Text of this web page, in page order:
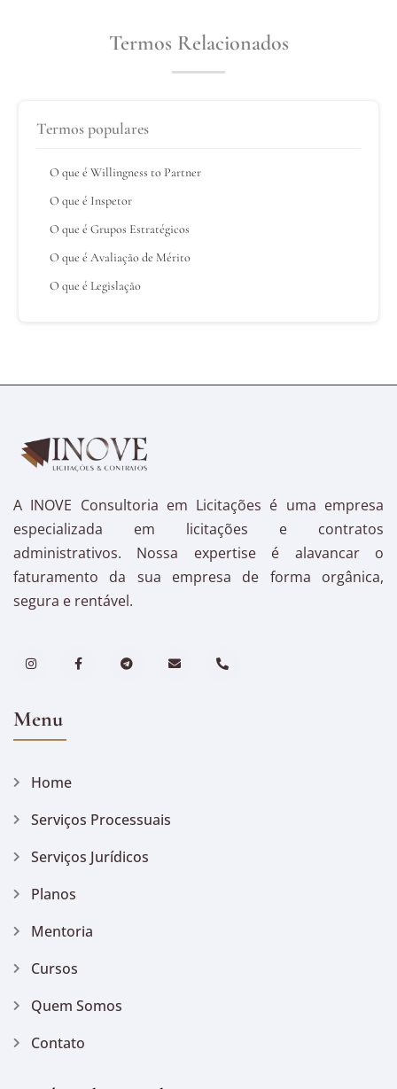
Termos Relacionados
Termos populares
O que é Willingness to Partner
O que é Inspetor
O que é Grupos Estratégicos
O que é Avaliação de Mérito
O que é Legislação
A INOVE Consultoria em Licitações é uma empresa
especializada em licitações e contratos
administrativos. Nossa expertise é alavancar o
faturamento da sua empresa de forma orgânica,
segura e rentável.
Menu
Home
Serviços Processuais
Serviços Jurídicos
Planos
Mentoria
Cursos
Quem Somos
Contato